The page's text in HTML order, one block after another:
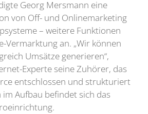
Georg Mersmann eine
von Off- und Onlinemarketing
– weitere Funktionen
Vermarktung an. „Wir können
Umsätze generieren“,
Experte seine Zuhörer, das
entschlossen und strukturiert
Aufbau befindet sich das